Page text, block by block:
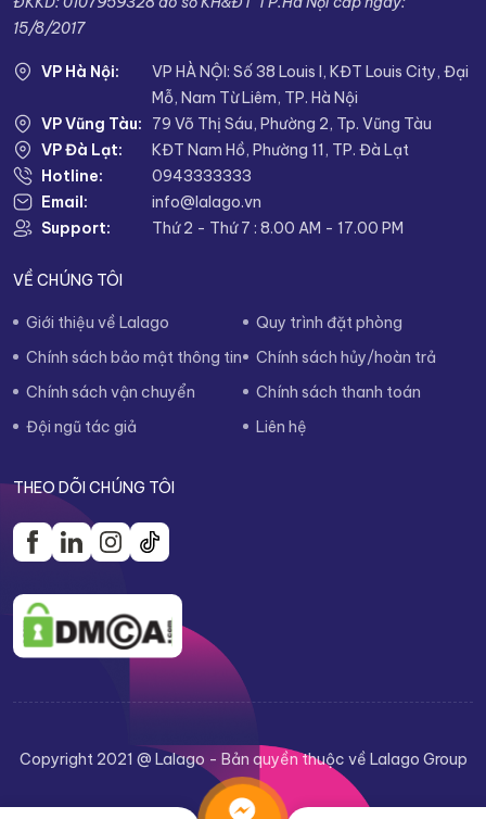
15/8/2017
VP Hà Nội:
VP HÀ NỘI: Số 38 Louis I, KĐT Louis City, Đại
Mỗ, Nam Từ Liêm, TP. Hà Nội
VP Vũng Tàu:
79 Võ Thị Sáu, Phường 2, Tp. Vũng Tàu
VP Đà Lạt:
KĐT Nam Hồ, Phường 11, TP. Đà Lạt
Hotline:
0943333333
Email:
info@lalago.vn
Support:
Thứ 2 - Thứ 7 : 8.00 AM - 17.00 PM
VỀ CHÚNG TÔI
Giới thiệu về Lalago
Quy trình đặt phòng
Chính sách bảo mật thông tin
Chính sách hủy/hoàn trả
Chính sách vận chuyển
Chính sách thanh toán
Đội ngũ tác giả
Liên hệ
THEO DÕI CHÚNG TÔI
Copyright 2021 @ Lalago - Bản quyền thuộc về Lalago Group